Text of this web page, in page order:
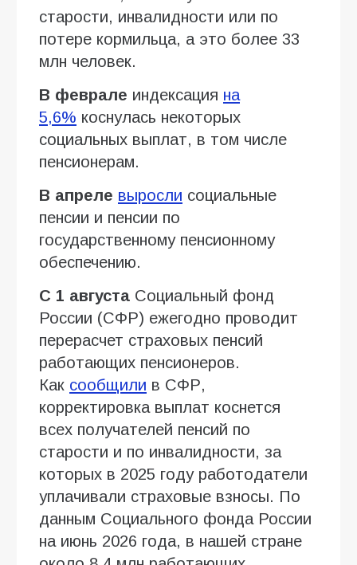
старости, инвалидности или по
потере кормильца, а это более 33
млн человек.
В феврале индексация на
5,6% коснулась некоторых
социальных выплат, в том числе
пенсионерам.
В апреле выросли социальные
пенсии и пенсии по
государственному пенсионному
обеспечению.
С 1 августа Социальный фонд
России (СФР) ежегодно проводит
перерасчет страховых пенсий
работающих пенсионеров.
Как сообщили в СФР,
корректировка выплат коснется
всех получателей пенсий по
старости и по инвалидности, за
которых в 2025 году работодатели
уплачивали страховые взносы. По
данным Социального фонда России
на июнь 2026 года, в нашей стране